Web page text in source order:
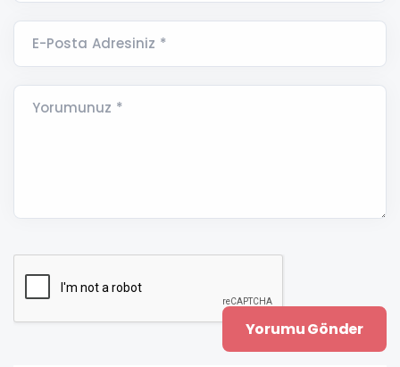
E-Posta Adresiniz *
Yorumunuz *